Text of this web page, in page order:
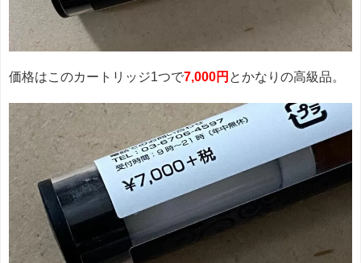
価格はこのカートリッジ1つで7,000円 とかなりの高級品。